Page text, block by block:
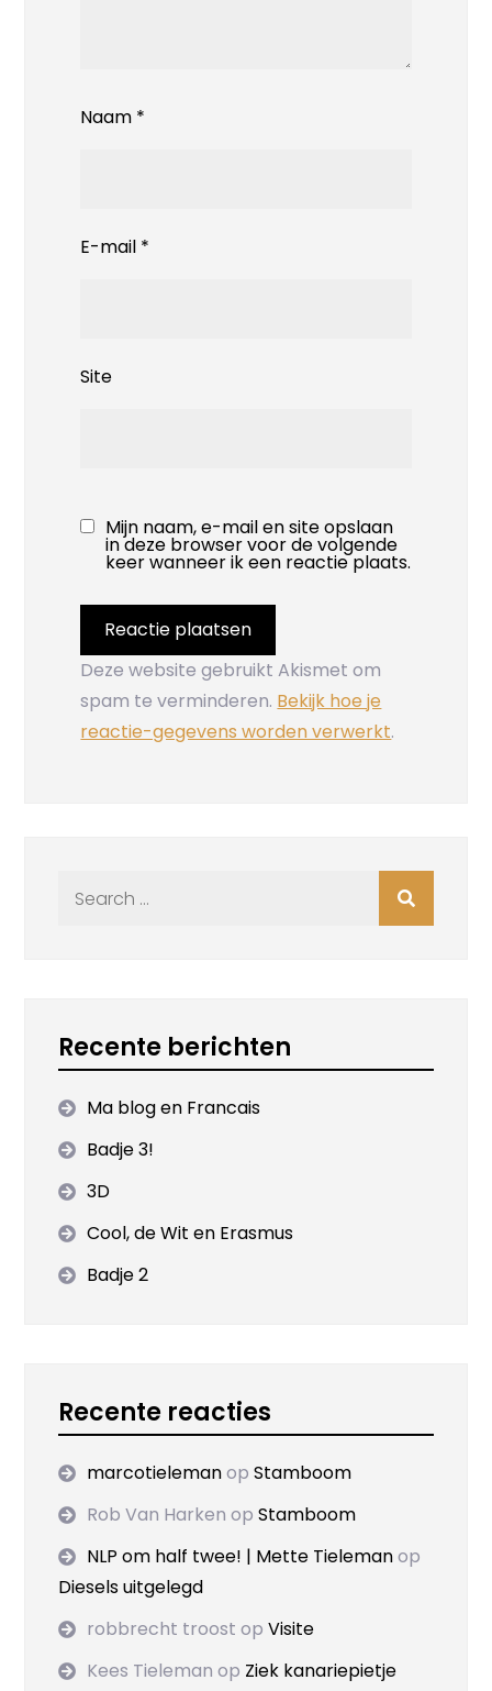
Naam *
E-mail *
Site
Mijn naam, e-mail en site opslaan
in deze browser voor de volgende
keer wanneer ik een reactie plaats.
Deze website gebruikt Akismet om
spam te verminderen. Bekijk hoe je
reactie-gegevens worden verwerkt.
Recente berichten
Ma blog en Francais
Badje 3!
3D
Cool, de Wit en Erasmus
Badje 2
Recente reacties
marcotielemanopStamboom
Rob Van Harken opStamboom
NLP om half twee! | Mette Tielemanop
Diesels uitgelegd
robbrecht troost opVisite
Kees Tieleman op Ziek kanariepietje